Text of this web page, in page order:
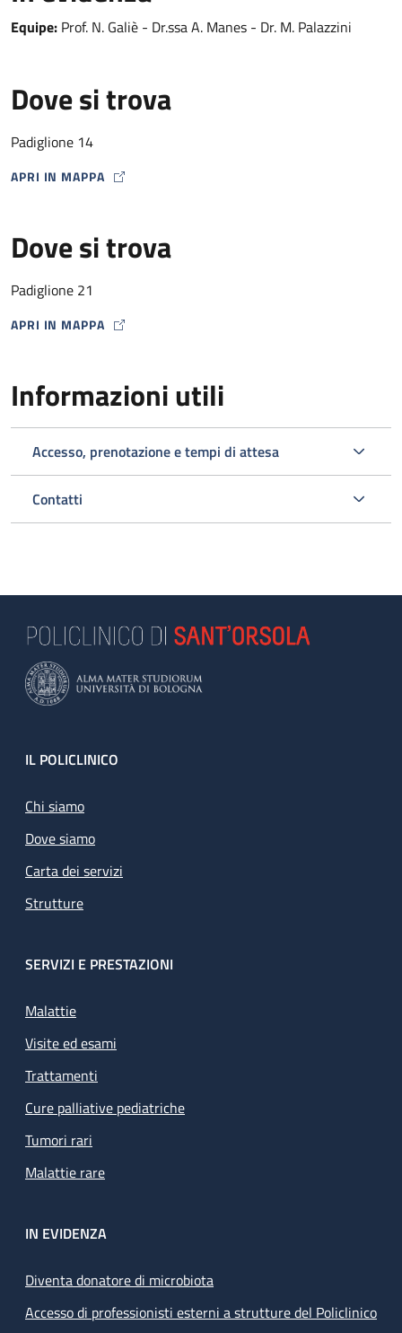
Equipe: Prof. N. Galiè - Dr.ssa A. Manes - Dr. M. Palazzini
Dove si trova
Padiglione 14
APRI IN MAPPA
MAP ICON
Dove si trova
Padiglione 21
APRI IN MAPPA
MAP ICON
Informazioni utili
Accesso, prenotazione e tempi di attesa
Contatti
Footer
IL POLICLINICO
Chi siamo
Dove siamo
Carta dei servizi
Strutture
SERVIZI E PRESTAZIONI
Malattie
Visite ed esami
Trattamenti
Cure palliative pediatriche
Tumori rari
Malattie rare
IN EVIDENZA
Diventa donatore di microbiota
Accesso di professionisti esterni a strutture del Policlinico